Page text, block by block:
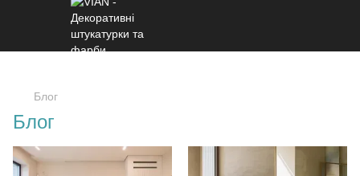
Блог
Блог